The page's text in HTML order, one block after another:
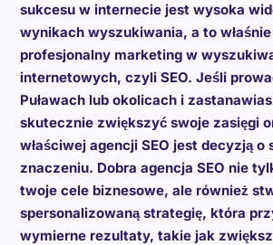
sukcesu w internecie jest wysoka
wynikach wyszukiwania, a to
profesjonalny marketing w
internetowych, czyli SEO. Jeśli
Puławach lub okolicach i
skutecznie zwiększyć swoje zasięgi
właściwej agencji SEO jest decyzją
znaczeniu. Dobra agencja SEO nie
twoje cele biznesowe, ale również
spersonalizowaną strategię, która
wymierne rezultaty, takie jak